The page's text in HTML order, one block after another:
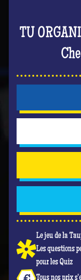
TU
Le jeu de la
Les questions
pour les Quiz
Tous nos prix